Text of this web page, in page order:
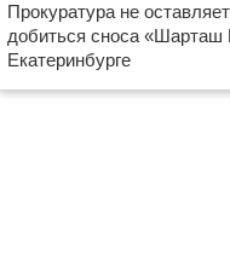
Прокуратура не
добиться сноса «Шарташ
Екатеринбурге